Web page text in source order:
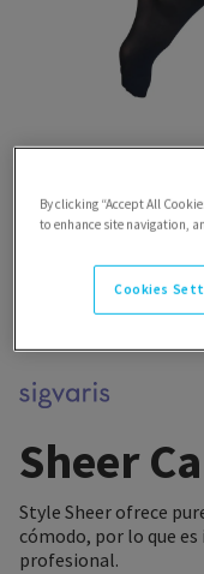
Sheer
Style Sheer ofrece
cómodo, por lo que
profesional.
By clicking “Accept All
to enhance site navigation,
Cookies